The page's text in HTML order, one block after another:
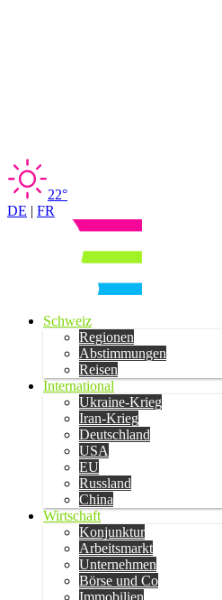
22°
DE | FR
Schweiz
Regionen
Abstimmungen
Reisen
International
Ukraine-Krieg
Iran-Krieg
Deutschland
USA
EU
Russland
China
Wirtschaft
Konjunktur
Arbeitsmarkt
Unternehmen
Börse und Co
Immobilien